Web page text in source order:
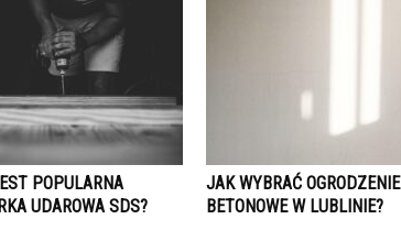
POPULARNA
UDAROWA SDS?
JAK WYBRAĆ OGRODZENIE
BETONOWE W LUBLINIE?